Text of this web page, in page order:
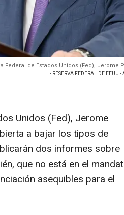
Federal de Estados Unidos (Fed), Jerome
- RESERVA FEDERAL DE EEUU
Unidos (Fed), Jerome
a bajar los tipos de
dos informes sobre
que no está en el
asequibles para el